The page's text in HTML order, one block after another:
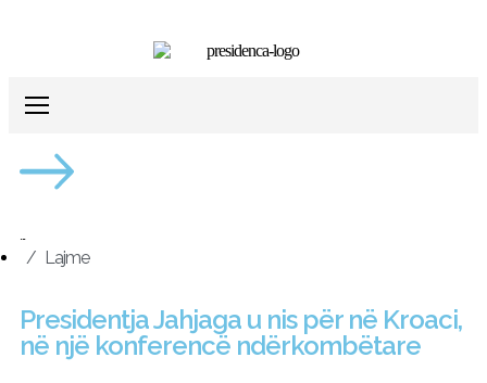
...
/ Lajme
Presidentja Jahjaga u nis për në Kroaci,
në një konferencë ndërkombëtare